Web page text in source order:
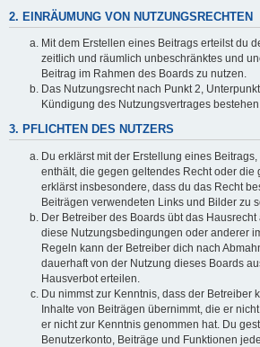
2. EINRÄUMUNG VON NUTZUNGSRECHTEN
Mit dem Erstellen eines Beitrags erteilst du
zeitlich und räumlich unbeschränktes und
Beitrag im Rahmen des Boards zu nutzen.
Das Nutzungsrecht nach Punkt 2,
Kündigung des Nutzungsvertrages
3. PFLICHTEN DES NUTZERS
Du erklärst mit der Erstellung eines
enthält, die gegen geltendes Recht oder die
erklärst insbesondere, dass du das Recht
Beiträgen verwendeten Links und Bilder zu
Der Betreiber des Boards übt das
diese Nutzungsbedingungen oder anderer
Regeln kann der Betreiber dich nach
dauerhaft von der Nutzung dieses Boards
Hausverbot erteilen.
Du nimmst zur Kenntnis, dass der Betreiber
Inhalte von Beiträgen übernimmt, die er
er nicht zur Kenntnis genommen hat. Du
Benutzerkonto, Beiträge und Funktionen